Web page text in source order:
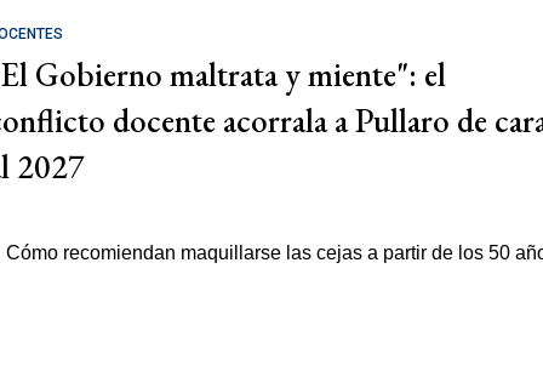
Gobierno maltrata y miente": el
docente acorrala a Pullaro de
2027